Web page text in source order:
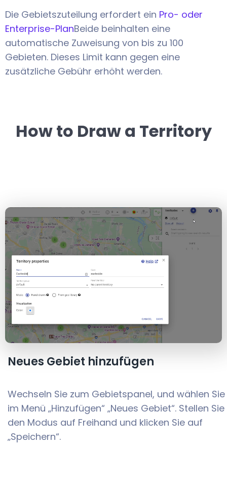
Die Gebietszuteilung erfordert ein Pro- oder
Enterprise-PlanBeide beinhalten eine
automatische Zuweisung von bis zu 100
Gebieten. Dieses Limit kann gegen eine
zusätzliche Gebühr erhöht werden.
How to Draw a Territory
Neues Gebiet hinzufügen
Wechseln Sie zum Gebietspanel, und wählen Sie
im Menü „Hinzufügen“ „Neues Gebiet“. Stellen Sie
den Modus auf Freihand und klicken Sie auf
„Speichern“.